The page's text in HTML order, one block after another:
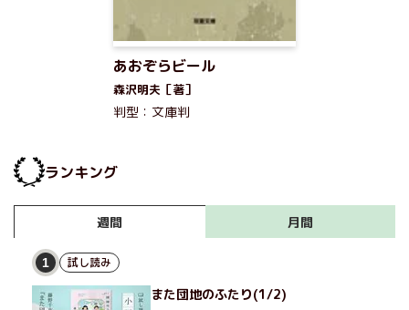
あおぞらビール
森沢明夫［著］
判型：文庫判
ランキング
週間 月間
1 試し読み
また団地のふたり(1/2)